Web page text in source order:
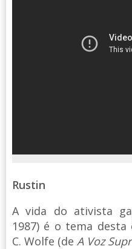
Rustin
A vida do ativista
1987) é o tema
C. Wolfe (de A Voz